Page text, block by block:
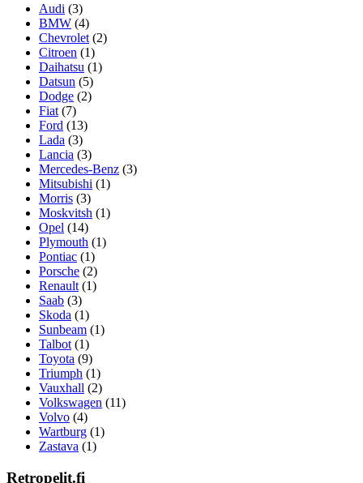
Audi (3)
BMW (4)
Chevrolet (2)
Citroen (1)
Daihatsu (1)
Datsun (5)
Dodge (2)
Fiat (7)
Ford (13)
Lada (3)
Lancia (3)
Mercedes-Benz (3)
Mitsubishi (1)
Morris (3)
Moskvitsh (1)
Opel (14)
Plymouth (1)
Pontiac (1)
Porsche (2)
Renault (1)
Saab (3)
Skoda (1)
Sunbeam (1)
Talbot (1)
Toyota (9)
Triumph (1)
Vauxhall (2)
Volkswagen (11)
Volvo (4)
Wartburg (1)
Zastava (1)
Retropelit.fi